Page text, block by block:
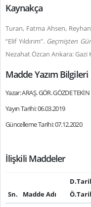
Kaynakça
Turan, Fatma Ahsen,
“Elif Yıldırım”. Geçmişten
Nezahat Özcan Ankara: Gazi
Madde Yazım Bilgileri
Yazar: ARAŞ. GÖR. GÖZDE TEKİN
Yayın Tarihi: 06.03.2019
Güncelleme Tarihi: 07.12.2020
İlişkili Maddeler
Sn. Madde Adı